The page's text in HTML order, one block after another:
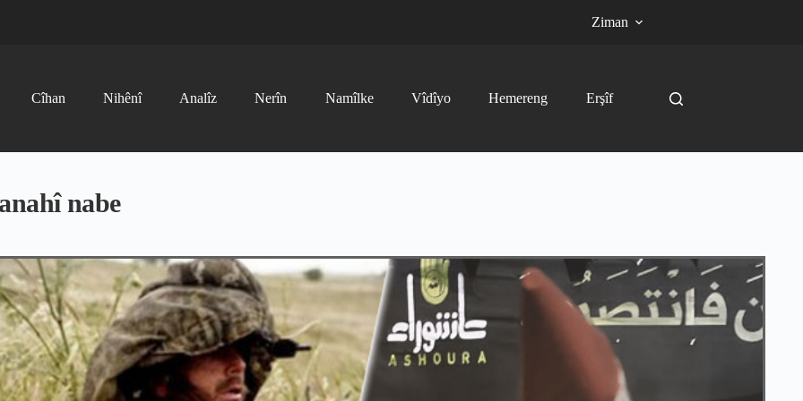
Ziman
Cîhan Nihênî Analîz Nerîn Namîlke Vîdîyo Hemereng Erşîf
nabe